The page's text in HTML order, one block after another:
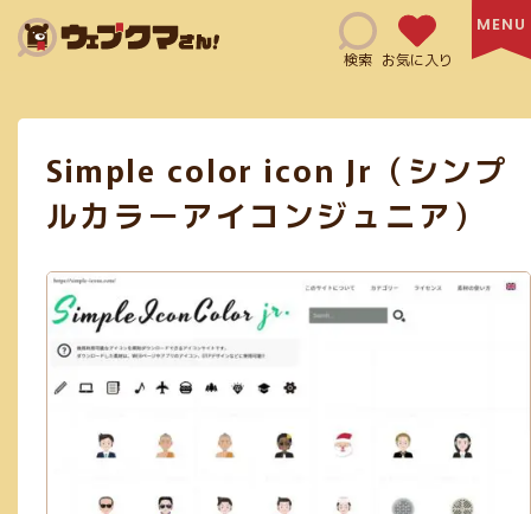
検索 お気に入り
SNSマーケティング(6) Adobe XD(3)
コミュニケーションツール(4) CSS(38) 日本語サイト(127)
無料利用可能(115) 修正指示(1) js(2) Ai(10)
フリー素材あり(59) SEO対策(10) jQuery(6) Figma(6)
英語サイト(60) 買切り(5) EPS(14)
商用利用可能(66) クレジット表記必須(5)
スクリーンショット(3) 画像加工(6) Webフォント(7)
Simple color icon Jr（シンプ
ルカラーアイコンジュニア）